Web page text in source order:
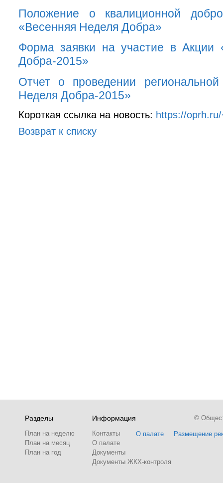
Положение о квалиционной
«Весенняя Неделя Добра»
Форма заявки на участие в Акции
Добра-2015»
Отчет о проведении
Неделя Добра-2015»
Короткая ссылка на новость: https://
Возврат к списку
Разделы
План на неделю
План на месяц
План на год
Информация
Контакты
О палате
Документы
Документы ЖКХ-контроля
О палате Размещение
©